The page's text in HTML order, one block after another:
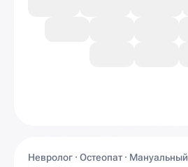
Невролог · Остеопат · Мануальный